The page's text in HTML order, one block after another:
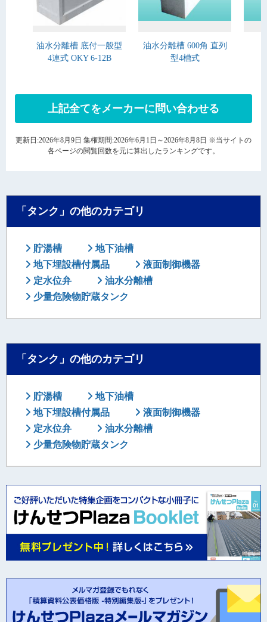
油水分離槽 底付一般型
4連式 OKY 6-12B
油水分離槽 600角 直列
型4槽式
上記全てをメーカーに問い合わせる
更新日:2026年8月9日 集権期間:2026年6月1日～2026年8月8日 ※当サイトの
各ページの閲覧回数を元に算出したランキングです。
「タンク」の他のカテゴリ
貯湯槽
地下油槽
地下埋設槽付属品
液面制御機器
定水位弁
油水分離槽
少量危険物貯蔵タンク
「タンク」の他のカテゴリ
貯湯槽
地下油槽
地下埋設槽付属品
液面制御機器
定水位弁
油水分離槽
少量危険物貯蔵タンク